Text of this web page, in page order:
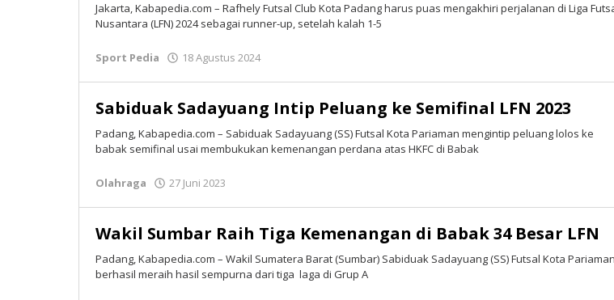
Jakarta, Kabapedia.com – Rafhely Futsal Club Kota Padang harus puas mengakhiri perjalanan di Liga
Nusantara (LFN) 2024 sebagai runner-up, setelah kalah 1-5
Sport Pedia 18 Agustus 2024
Sabiduak Sadayuang Intip Peluang ke Semifinal LFN 2023
Padang, Kabapedia.com – Sabiduak Sadayuang (SS) Futsal Kota Pariaman mengintip peluang lolos ke
babak semifinal usai membukukan kemenangan perdana atas HKFC di Babak
Olahraga 27 Juni 2023
Wakil Sumbar Raih Tiga Kemenangan di Babak 34 Besar LFN
Padang, Kabapedia.com – Wakil Sumatera Barat (Sumbar) Sabiduak Sadayuang (SS) Futsal Kota Pariaman
berhasil meraih hasil sempurna dari tiga laga di Grup A